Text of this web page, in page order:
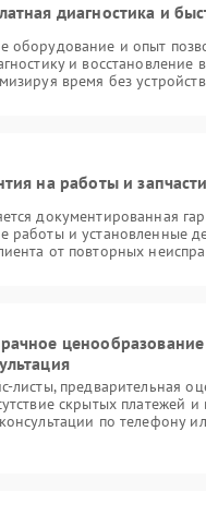
диагностика и
оборудование и опыт
и восстановление
время без
на работы и запчасти
документированная
работы и установленные
от повторных
листы, предварительная
скрытых платежей и
по телефону